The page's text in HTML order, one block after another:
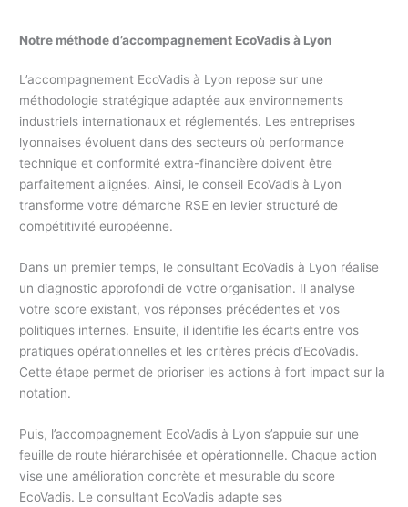
Notre méthode d’accompagnement EcoVadis à Lyon
L’accompagnement EcoVadis à Lyon repose sur une
méthodologie stratégique adaptée aux environnements
industriels internationaux et réglementés. Les entreprises
lyonnaises évoluent dans des secteurs où performance
technique et conformité extra-financière doivent être
parfaitement alignées. Ainsi, le conseil EcoVadis à Lyon
transforme votre démarche RSE en levier structuré de
compétitivité européenne.
Dans un premier temps, le consultant EcoVadis à Lyon réalise
un diagnostic approfondi de votre organisation. Il analyse
votre score existant, vos réponses précédentes et vos
politiques internes. Ensuite, il identifie les écarts entre vos
pratiques opérationnelles et les critères précis d’EcoVadis.
Cette étape permet de prioriser les actions à fort impact sur la
notation.
Puis, l’accompagnement EcoVadis à Lyon s’appuie sur une
feuille de route hiérarchisée et opérationnelle. Chaque action
vise une amélioration concrète et mesurable du score
EcoVadis. Le consultant EcoVadis adapte ses